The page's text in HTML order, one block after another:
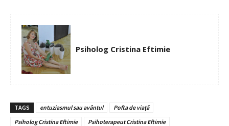
Psiholog Cristina Eftimie
TAGS entuziasmul sau avântul
Pofta de viață
Psiholog Cristina Eftimie
Psihoterapeut Cristina Eftimie